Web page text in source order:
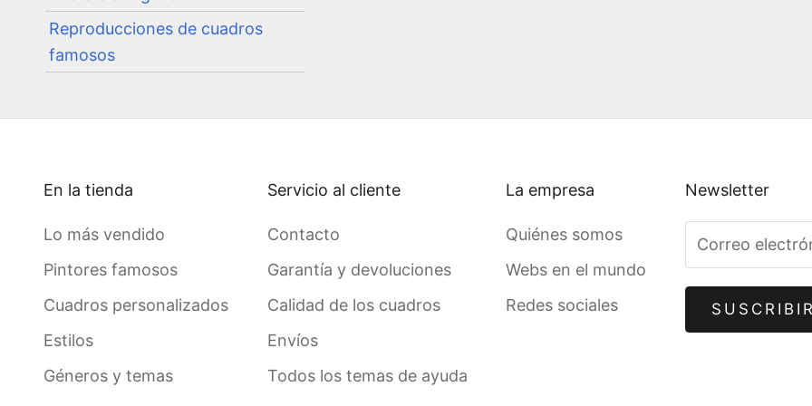
Reproducciones de cuadros
famosos
En la tienda
Lo más vendido
Pintores famosos
Cuadros personalizados
Estilos
Géneros y temas
Servicio al cliente
Contacto
Garantía y devoluciones
Calidad de los cuadros
Envíos
Todos los temas de ayuda
La empresa
Quiénes somos
Webs en el mundo
Redes sociales
Newsletter